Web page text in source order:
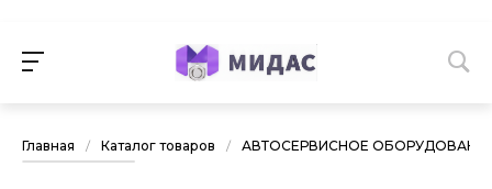
Главная / Каталог товаров / АВТОСЕРВИСНОЕ